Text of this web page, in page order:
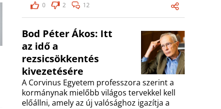
0
2 12
Bod Péter Ákos: Itt
az idő a
rezsicsökkentés
kivezetésére
A Corvinus Egyetem professzora szerint a
kormánynak mielőbb világos tervekkel kell
előállni, amely az új valósághoz igazítja a